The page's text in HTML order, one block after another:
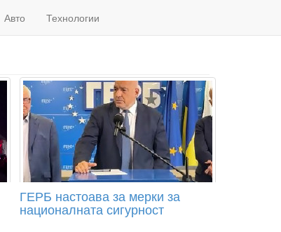
Авто Технологии
ГЕРБ настоава за мерки за
националната сигурност